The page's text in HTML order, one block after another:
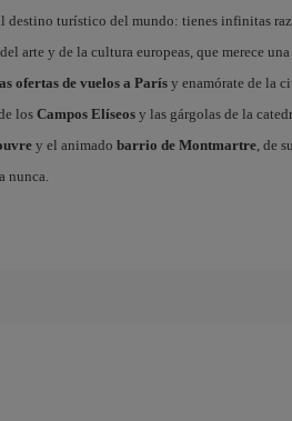
turístico del mundo: tienes infinitas
arte y de la cultura europeas, que merece
ofertas de vuelos a Parísy enamórate de la
de los Campos Elíseosy las gárgolas de la
y el animado barrio de Montmartre, de
nunca.